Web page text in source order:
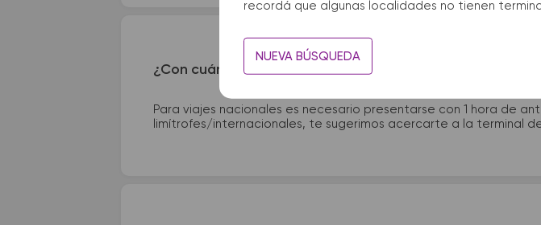
recordá que algunas localidades no tienen
NUEVA BÚSQUEDA
¿Con cuánta anticipación debo presentarme en la
Para viajes nacionales es necesario presentarse con 1 hora de
limítrofes/internacionales, te sugerimos acercarte a la terminal